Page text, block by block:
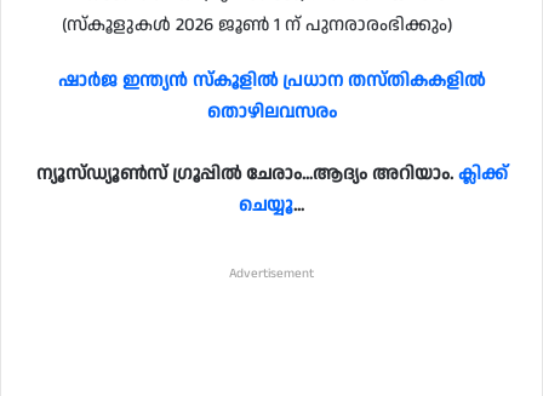
(സ്കൂളുകൾ 2026 ജൂൺ 1 ന് പുനരാരംഭിക്കും)
ഷാർജ ഇന്ത്യൻ സ്‌കൂളിൽ പ്രധാന തസ്തികകളിൽ
തൊഴിലവസരം
ന്യൂസ്ഡ്യൂൺസ് ഗ്രൂപ്പിൽ ചേരാം…ആദ്യം അറിയാം.ക്ലിക്ക്
ചെയ്യൂ…
Advertisement